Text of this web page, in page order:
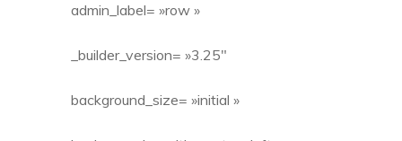
admin_label= »row »
_builder_version= »3.25″
background_size= »initial »